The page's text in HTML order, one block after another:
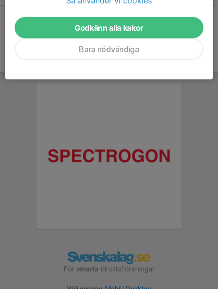
Hela kalendern
För smarta idrottsföreningar
Godkänn alla kakor
Bara nödvändiga